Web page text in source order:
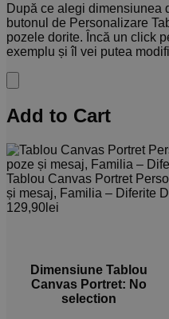
După ce alegi dimensiunea
butonul de Personalizare
pozele dorite. Încă un click
exemplu și îl vei putea
Add to Cart
Tablou Canvas Portret
și mesaj, Familia – Diferite
129,90 lei
Dimensiune Tablou
Canvas Portret: No
selection